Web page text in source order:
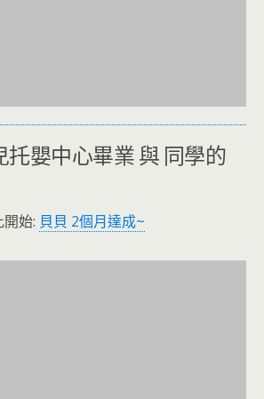
托嬰中心畢業 與 同學的
始: 貝貝 2個月達成~